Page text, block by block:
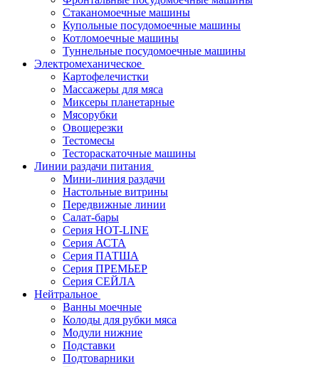
Стаканомоечные машины
Купольные посудомоечные машины
Котломоечные машины
Туннельные посудомоечные машины
Электромеханическое
Картофелечистки
Массажеры для мяса
Миксеры планетарные
Мясорубки
Овощерезки
Тестомесы
Тестораскаточные машины
Линии раздачи питания
Мини-линия раздачи
Настольные витрины
Передвижные линии
Салат-бары
Серия HOT-LINE
Серия АСТА
Серия ПАТША
Серия ПРЕМЬЕР
Серия СЕЙЛА
Нейтральное
Ванны моечные
Колоды для рубки мяса
Модули нижние
Подставки
Подтоварники